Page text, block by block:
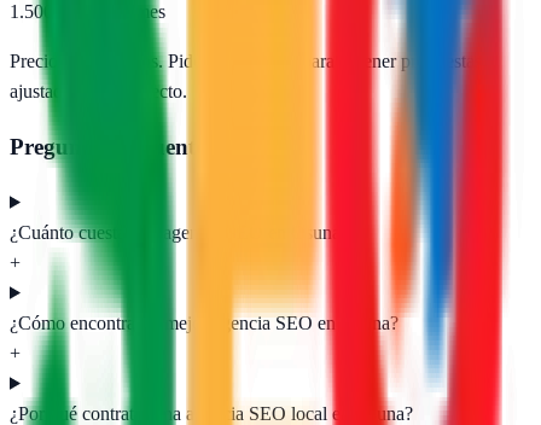
1.500 – 5.000 €/mes
Precios orientativos. Pide presupuesto para obtener propuestas
ajustadas a tu proyecto.
Preguntas frecuentes
¿Cuánto cuesta una agencia SEO en Osuna?
+
¿Cómo encontrar la mejor agencia SEO en Osuna?
+
¿Por qué contratar una agencia SEO local en Osuna?